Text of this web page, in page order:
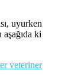
uyurken
ki
veteriner